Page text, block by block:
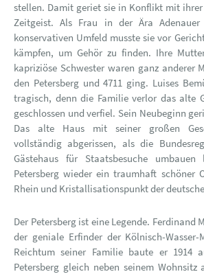
stellen. Damit geriet sie in Konflikt mit
Zeitgeist. Als Frau in der Ära
konservativen Umfeld musste sie vor
kämpfen, um Gehör zu finden. Ihre
kapriziöse Schwester waren ganz anderer
den Petersberg und 4711 ging. Luises
tragisch, denn die Familie verlor das alte
geschlossen und verfiel. Sein Neubeginn
Das alte Haus mit seiner großen
vollständig abgerissen, als die
Gästehaus für Staatsbesuche
Petersberg wieder ein traumhaft schöner
Rhein und Kristallisationspunkt der
Der Petersberg ist eine Legende. Ferdinand
der geniale Erfinder der Kölnisch-
Reichtum seiner Familie baute er 1914
Petersberg gleich neben seinem Wohnsitz